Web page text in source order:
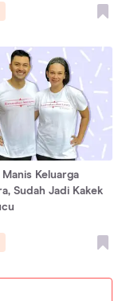
Keluarga
Sudah Jadi Kakek